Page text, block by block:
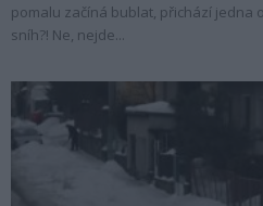
pomalu začíná bublat, přichází jedna
sníh?! Ne, nejde...